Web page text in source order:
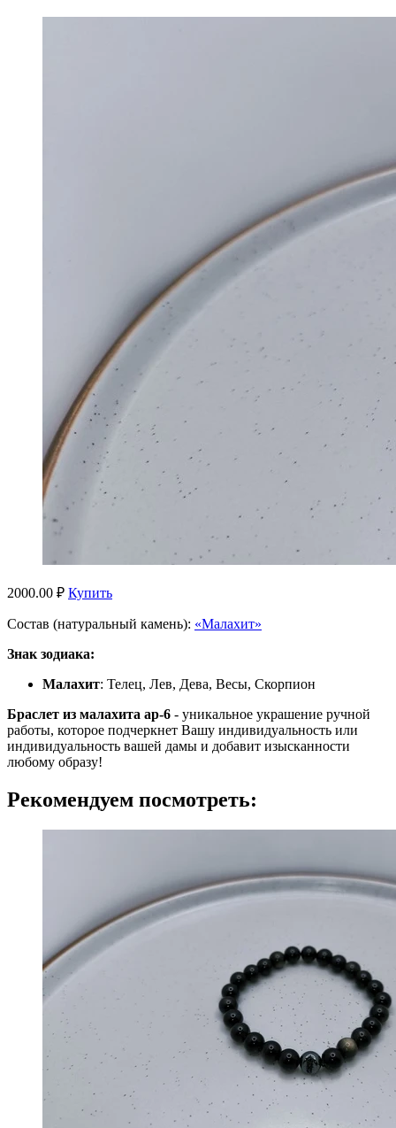
2000.00 ₽ Купить
Состав (натуральный камень): «Малахит»
Знак зодиака:
Малахит: Телец, Лев, Дева, Весы, Скорпион
Браслет из малахита ар-6 - уникальное украшение ручной
работы, которое подчеркнет Вашу индивидуальность или
индивидуальность вашей дамы и добавит изысканности
любому образу!
Рекомендуем посмотреть: